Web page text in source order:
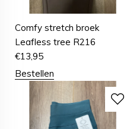
Comfy stretch broek
Leafless tree R216
€13,95
Bestellen